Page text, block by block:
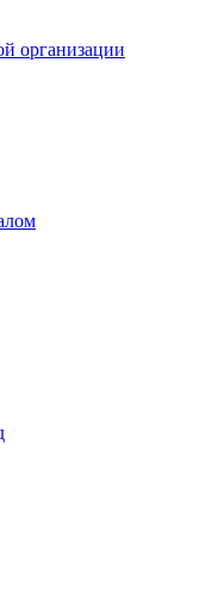
организации